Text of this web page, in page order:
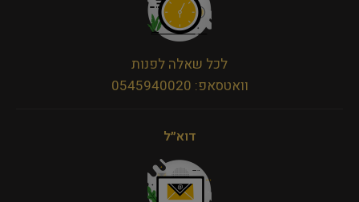
לכל שאלה לפנות
וואטסאפ: 0545940020
דוא״ל